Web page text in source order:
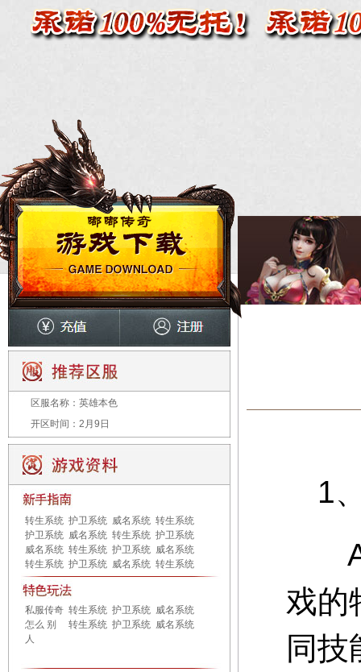
区服名称： 英雄本色
开区时间： 2月9日
转生系统 护卫系统 威名系统 转生系统
护卫系统 威名系统 转生系统 护卫系统
威名系统 转生系统 护卫系统 威名系统
转生系统 护卫系统 威名系统 转生系统
私服传奇
怎么 别
人
转生系统 护卫系统 威名系统
转生系统 护卫系统 威名系统
1
A
戏的
同技